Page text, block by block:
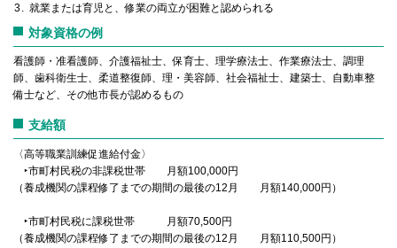
就業または育児と、修業の両立が困難と認められる
対象資格の例
看護師・准看護師、介護福祉士、保育士、理学療法士、作業療法士、調理
師、歯科衛生士、柔道整復師、理・美容師、社会福祉士、建築士、自動車整
備士など、その他市長が認めるもの
支給額
〈高等職業訓練促進給付金〉
‣市町村民税の非課税世帯 月額100,000円
（養成機関の課程修了までの期間の最後の12月 月額140,000円）
‣市町村民税に課税世帯 月額70,500円
（養成機関の課程修了までの期間の最後の12月 月額110,500円）